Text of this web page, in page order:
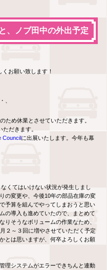
、ノブ田中の外出予定
くお願い致します！
、
ため休業とさせていただきます。
だきます。
Councilに出展いたします。今年も幕
くてはいけない状況が発生しまし
の変更や、今後10年の部品在庫の変
予算を組んでやってしまおうと思い
の導入も進めていたので、まとめて
りそうなボリュームの作業なため、
２～３回に増やさせていただく予定
とは思いますが、何卒よろしくお願
理システムがエラーできちんと連動